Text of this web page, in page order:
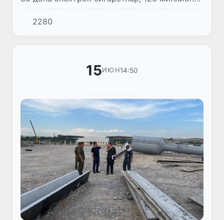
сўмлик тиббий воситалари ҳамда 1 200 000
000 сўмлик сохта пуллар йўқ қилинди. Бу
ҳақда Yuz.uz’га...
2280
15ИЮН14:50